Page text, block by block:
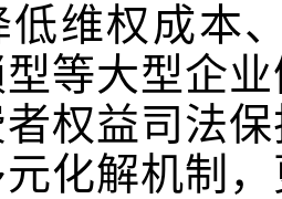
低维权成本
等大型企
权益司法
化解机制